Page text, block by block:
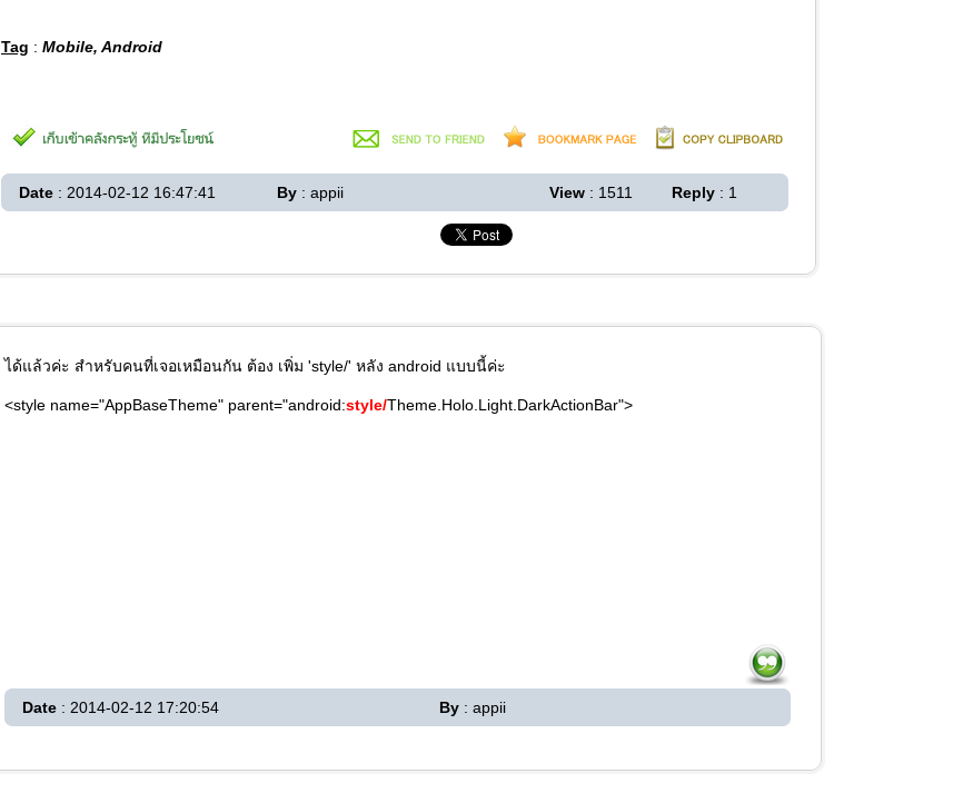
Tag : Mobile, Android
Date : 2014-02-12 16:47:41 By : appii View : 1511 Reply : 1
ได้แล้วค่ะ สำหรับคนที่เจอเหมือนกัน ต้อง เพิ่ม 'style/' หลัง android แบบนี้ค่ะ
<style name="AppBaseTheme" parent="android:style/Theme.Holo.Light.DarkActionBar">
Date : 2014-02-12 17:20:54 By : appii